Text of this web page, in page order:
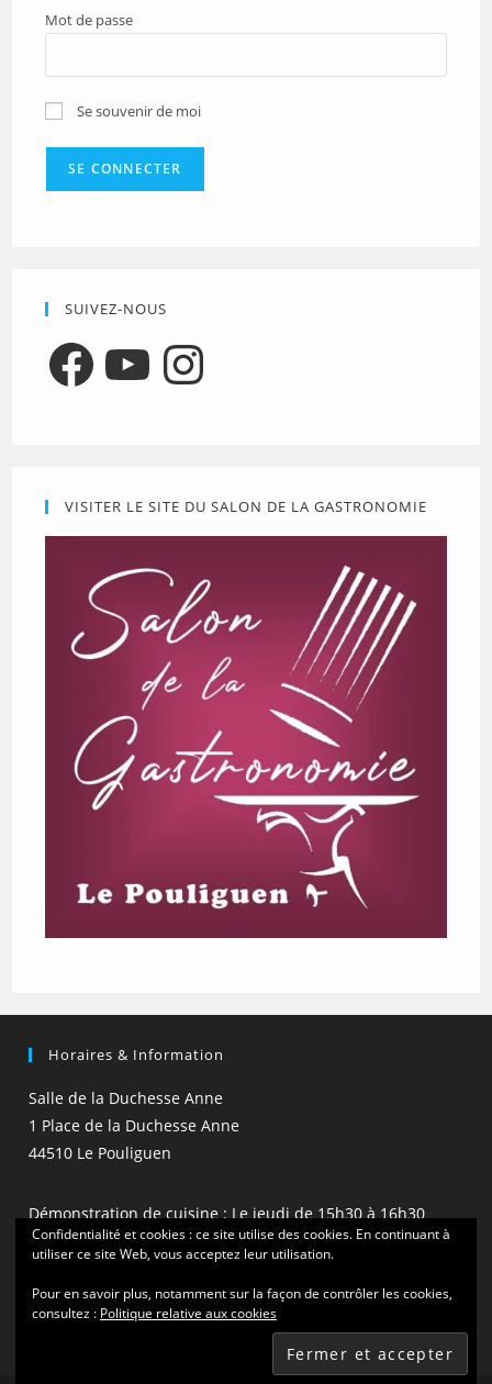
Mot de passe
Se souvenir de moi
SUIVEZ-NOUS
Facebook Instagram
VISITER LE SITE DU SALON DE LA GASTRONOMIE
Horaires & Information
Salle de la Duchesse Anne
1 Place de la Duchesse Anne
44510 Le Pouliguen
Démonstration de cuisine : Le jeudi de 15h30 à 16h30
(hors vacances scolaires)
Confidentialité et cookies : ce site utilise des cookies. En continuant à
utiliser ce site Web, vous acceptez leur utilisation.
Pour en savoir plus, notamment sur la façon de contrôler les cookies,
consultez : Politique relative aux cookies